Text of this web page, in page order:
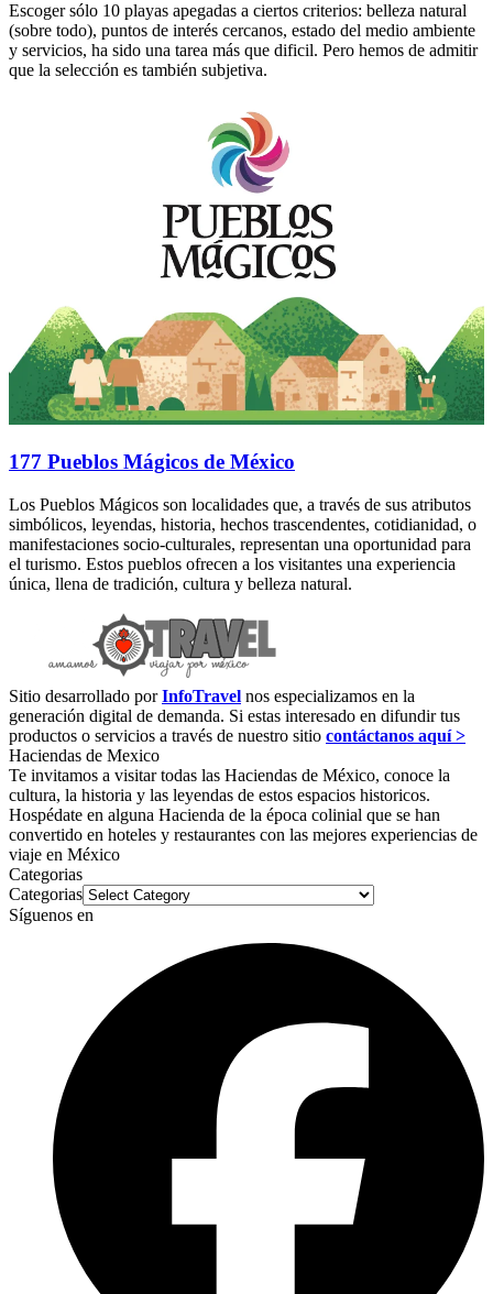
Escoger sólo 10 playas apegadas a ciertos criterios: belleza natural
(sobre todo), puntos de interés cercanos, estado del medio ambiente
y servicios, ha sido una tarea más que dificil. Pero hemos de admitir
que la selección es también subjetiva.
177 Pueblos Mágicos de México
Los Pueblos Mágicos son localidades que, a través de sus atributos
simbólicos, leyendas, historia, hechos trascendentes, cotidianidad, o
manifestaciones socio-culturales, representan una oportunidad para
el turismo. Estos pueblos ofrecen a los visitantes una experiencia
única, llena de tradición, cultura y belleza natural.
Sitio desarrollado porInfoTravel nos especializamos en la
generación digital de demanda. Si estas interesado en difundir tus
productos o servicios a través de nuestro sitio contáctanos aquí >
Haciendas de Mexico
Te invitamos a visitar todas las Haciendas de México, conoce la
cultura, la historia y las leyendas de estos espacios historicos.
Hospédate en alguna Hacienda de la época colinial que se han
convertido en hoteles y restaurantes con las mejores experiencias de
viaje en México
Categorias
Categorias
Síguenos en